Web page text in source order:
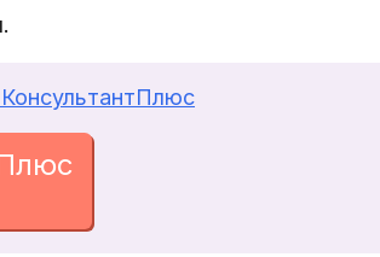
КонсультантПлюс